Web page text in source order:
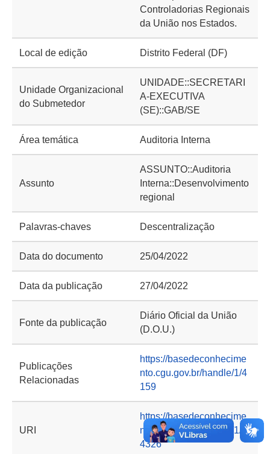
Controladorias Regionais
da União nos Estados.
Local de edição Distrito Federal (DF)
Unidade Organizacional
do Submetedor
UNIDADE::SECRETARI
A-EXECUTIVA
(SE)::GAB/SE
Área temática Auditoria Interna
Assunto
ASSUNTO::Auditoria
Interna::Desenvolvimento
regional
Palavras-chaves Descentralização
Data do documento 25/04/2022
Data da publicação 27/04/2022
Fonte da publicação
Diário Oficial da União
(D.O.U.)
Publicações
Relacionadas
https://basedeconhecime
nto.cgu.gov.br/handle/1/4
159
URI
https://basedeconhecime
nto.cgu.gov.br/handle/1/1
4326